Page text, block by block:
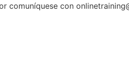
comuníquese con